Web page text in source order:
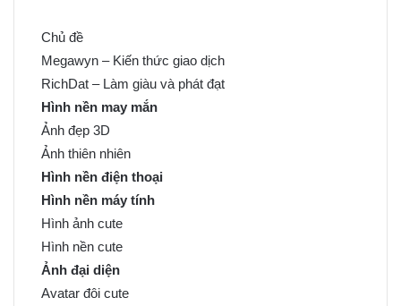
Chủ đề
Megawyn – Kiến thức giao dịch
RichDat – Làm giàu và phát đạt
Hình nền may mắn
Ảnh đẹp 3D
Ảnh thiên nhiên
Hình nền điện thoại
Hình nền máy tính
Hình ảnh cute
Hình nền cute
Ảnh đại diện
Avatar đôi cute